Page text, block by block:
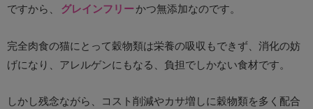
ですから、 グレインフリーかつ無添加なのです。
完全肉食の猫にとって穀物類は栄養の吸収もできず、消化の妨
げになり、アレルゲンにもなる、負担でしかない食材です。
しかし残念ながら、コスト削減やカサ増しに穀物類を多く配合